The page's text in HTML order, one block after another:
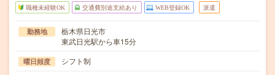
職種未経験OK 交通費別途支給あり WEB登録OK 派遣
勤務地
栃木県日光市
東武日光駅から車15分
曜日頻度 シフト制